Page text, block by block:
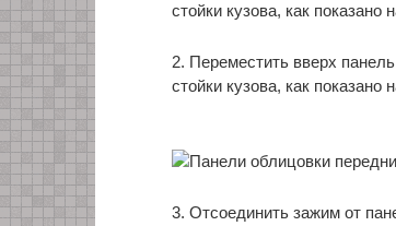
стойки кузова, как показано
2. Переместить вверх
стойки кузова, как показано
3. Отсоединить зажим от